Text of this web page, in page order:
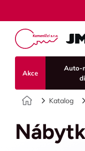
Akce
Auto-
Úvod
Katalog